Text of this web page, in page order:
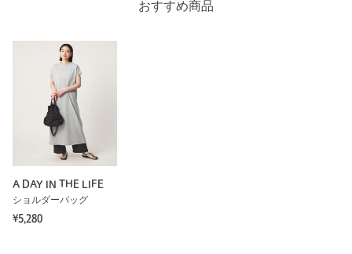
おすすめ商品
A DAY IN THE LIFE
ショルダーバッグ
¥5,280